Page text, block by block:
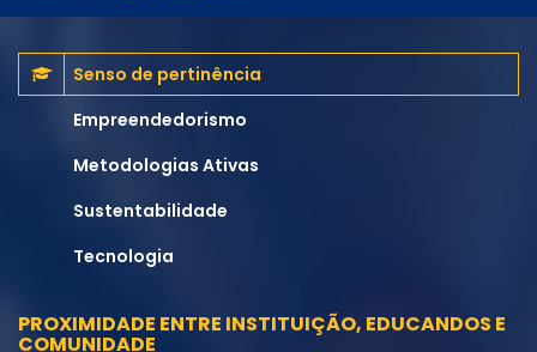
Senso de pertinência
Empreendedorismo
Metodologias Ativas
Sustentabilidade
Tecnologia
PROXIMIDADE ENTRE INSTITUIÇÃO, EDUCANDOS E
COMUNIDADE